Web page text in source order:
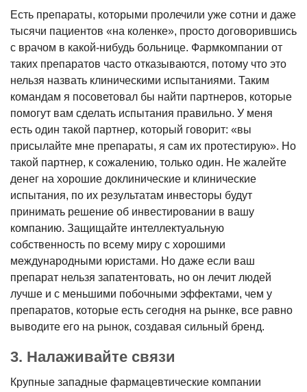
Есть препараты, которыми пролечили уже сотни и даже
тысячи пациентов «на коленке», просто договорившись
с врачом в какой-нибудь больнице. Фармкомпании от
таких препаратов часто отказываются, потому что это
нельзя назвать клиническими испытаниями. Таким
командам я посоветовал бы найти партнеров, которые
помогут вам сделать испытания правильно. У меня
есть один такой партнер, который говорит: «вы
присылайте мне препараты, я сам их протестирую». Но
такой партнер, к сожалению, только один. Не жалейте
денег на хорошие доклинические и клинические
испытания, по их результатам инвесторы будут
принимать решение об инвестировании в вашу
компанию. Защищайте интеллектуальную
собственность по всему миру с хорошими
международными юристами. Но даже если ваш
препарат нельзя запатентовать, но он лечит людей
лучше и с меньшими побочными эффектами, чем у
препаратов, которые есть сегодня на рынке, все равно
выводите его на рынок, создавая сильный бренд.
3. Налаживайте связи
Крупные западные фармацевтические компании